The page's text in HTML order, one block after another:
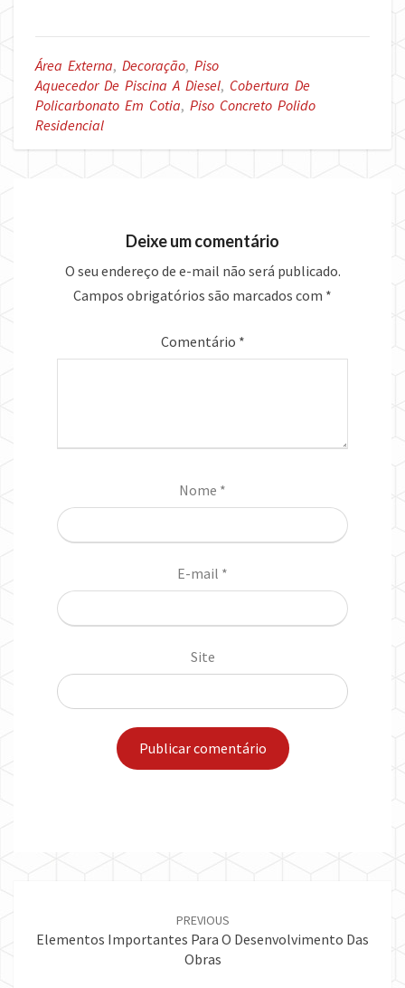
Área Externa, Decoração, Piso
Aquecedor De Piscina A Diesel, Cobertura De
Policarbonato Em Cotia, Piso Concreto Polido
Residencial
Deixe um comentário
O seu endereço de e-mail não será publicado.
Campos obrigatórios são marcados com *
Comentário *
Nome *
E-mail *
Site
PREVIOUS
Elementos Importantes Para O Desenvolvimento Das
Obras